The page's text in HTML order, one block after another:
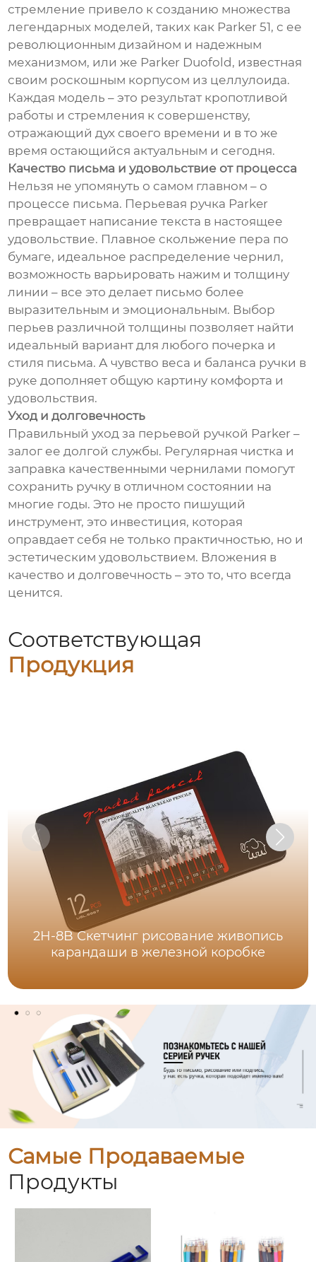
стремление привело к созданию множества
легендарных моделей, таких как Parker 51, с ее
революционным дизайном и надежным
механизмом, или же Parker Duofold, известная
своим роскошным корпусом из целлулоида.
Каждая модель – это результат кропотливой
работы и стремления к совершенству,
отражающий дух своего времени и в то же
время остающийся актуальным и сегодня.
Качество письма и удовольствие от процесса
Нельзя не упомянуть о самом главном – о
процессе письма. Перьевая ручка Parker
превращает написание текста в настоящее
удовольствие. Плавное скольжение пера по
бумаге, идеальное распределение чернил,
возможность варьировать нажим и толщину
линии – все это делает письмо более
выразительным и эмоциональным. Выбор
перьев различной толщины позволяет найти
идеальный вариант для любого почерка и
стиля письма. А чувство веса и баланса ручки в
руке дополняет общую картину комфорта и
удовольствия.
Уход и долговечность
Правильный уход за перьевой ручкой Parker –
залог ее долгой службы. Регулярная чистка и
заправка качественными чернилами помогут
сохранить ручку в отличном состоянии на
многие годы. Это не просто пишущий
инструмент, это инвестиция, которая
оправдает себя не только практичностью, но и
эстетическим удовольствием. Вложения в
качество и долговечность – это то, что всегда
ценится.
Соответствующая
Продукция
2H-8B Скетчинг рисование живопись
карандаши в железной коробке
Самые Продаваемые
Продукты